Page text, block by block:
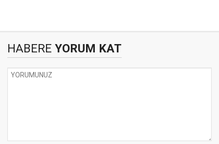
HABERE YORUM KAT